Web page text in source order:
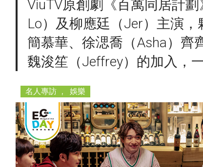
ViuTV原創劇《百萬同居計
Lo）及柳應廷（Jer）主演，
簡慕華、徐㴓喬（Asha）齊
魏浚笙（Jeffrey）的加入，
名人專訪 , 娛樂